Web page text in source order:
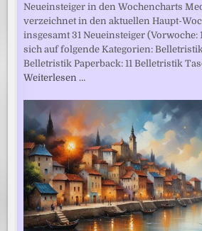
Neueinsteiger in den Wochencharts
verzeichnet in den aktuellen Haupt-
insgesamt 31 Neueinsteiger (Vorwoche:
sich auf folgende Kategorien:
Belletristik Paperback: 11 Belletristik
Weiterlesen …